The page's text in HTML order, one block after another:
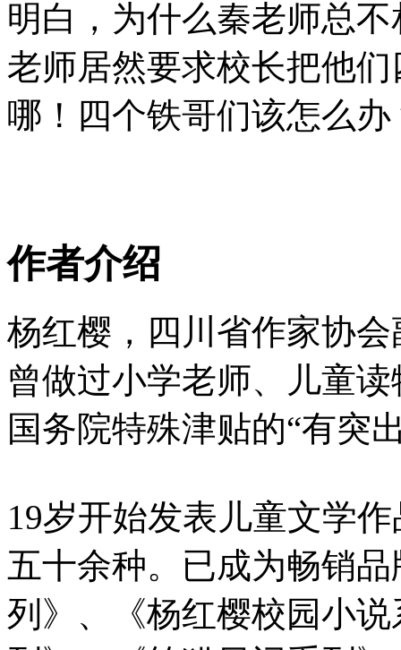
明白，为什么秦老师总
老师居然要求校长把他
哪！四个铁哥们该怎么办
作者介绍
杨红樱，四川省作家协
曾做过小学老师、儿童
国务院特殊津贴的“有突
19岁开始发表儿童文学
五十余种。已成为畅销
列》、《杨红樱校园小